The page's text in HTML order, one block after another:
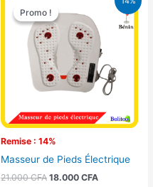
Promo !
Remise : 14%
Promo !
Masseur de Pieds Électrique
21.000CFA
prix
initial
était :
21.000 CFA.
18.000 CFA
est :
18.000 CFA.